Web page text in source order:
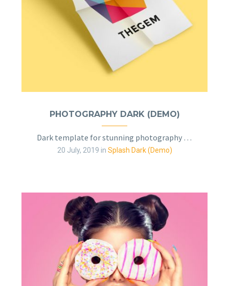
PHOTOGRAPHY DARK (DEMO)
Dark template for stunning photography portfolio page
20 July, 2019 in Splash Dark (Demo)